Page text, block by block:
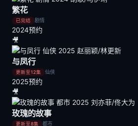
繁花
已完结 剧情
2024预约
🎥
与凤行
更新至12集 仙侠
2025预约
🎥
玫瑰的故事
更新至8集 都市